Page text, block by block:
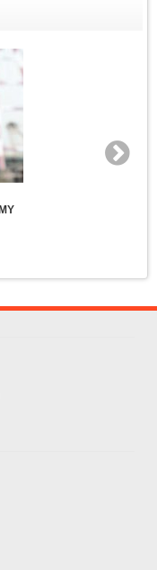
SARINGAN AIR ZERNII